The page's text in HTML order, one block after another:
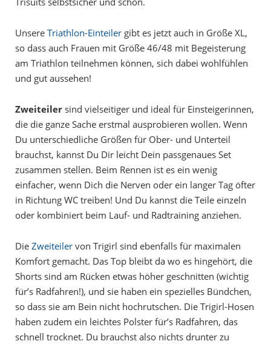
Unsere Triathlon-Einteiler gibt es jetzt auch in Größe XL,
so dass auch Frauen mit Größe 46/48 mit Begeisterung
am Triathlon teilnehmen können, sich dabei wohlfühlen
und gut aussehen!
Zweiteiler sind vielseitiger und ideal für Einsteigerinnen,
die die ganze Sache erstmal ausprobieren wollen. Wenn
Du unterschiedliche Größen für Ober- und Unterteil
brauchst, kannst Du Dir leicht Dein passgenaues Set
zusammen stellen. Beim Rennen ist es ein wenig
einfacher, wenn Dich die Nerven oder ein langer Tag öfter
in Richtung WC treiben! Und Du kannst die Teile einzeln
oder kombiniert beim Lauf- und Radtraining anziehen.
Die Zweiteiler von Trigirl sind ebenfalls für maximalen
Komfort gemacht. Das Top bleibt da wo es hingehört, die
Shorts sind am Rücken etwas höher geschnitten (wichtig
für’s Radfahren!), und sie haben ein spezielles Bündchen,
so dass sie am Bein nicht hochrutschen. Die Trigirl-Hosen
haben zudem ein leichtes Polster für’s Radfahren, das
schnell trocknet. Du brauchst also nichts drunter zu